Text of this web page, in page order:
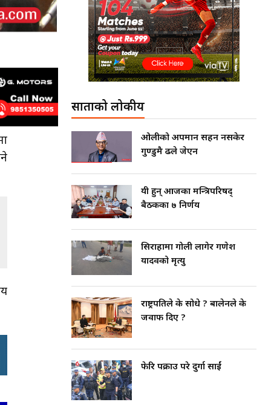
साताको लोकप्रीय
ओलीको अपमान सहन नसकेर
गुण्डुमै ढले जेएन
यी हुन् आजका मन्त्रिपरिषद्
बैठकका ७ निर्णय
सिराहामा गोली लागेर गणेश
यादवको मृत्यु
राष्ट्रपतिले के सोधे ? बालेनले के
जवाफ दिए ?
फेरि पक्राउ परे दुर्गा प्रसाईं